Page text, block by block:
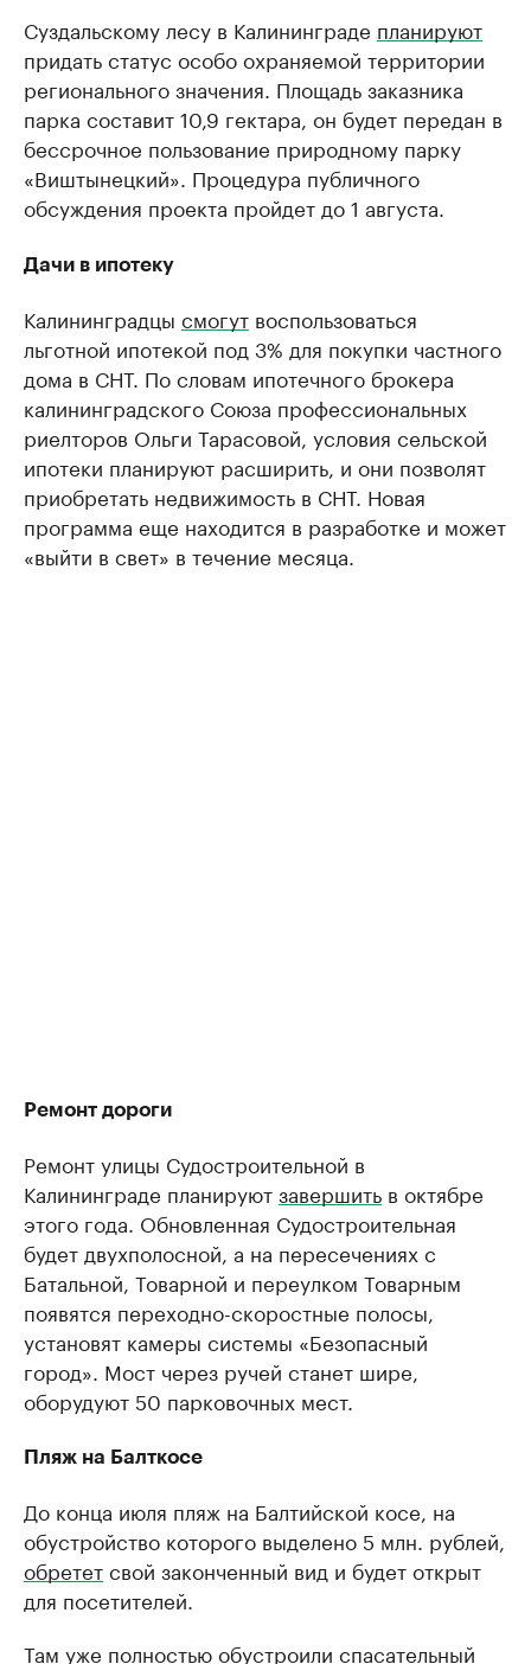
Суздальскому лесу в Калининграде планируют
придать статус особо охраняемой территории
регионального значения. Площадь заказника
парка составит 10,9 гектара, он будет передан в
бессрочное пользование природному парку
«Виштынецкий». Процедура публичного
обсуждения проекта пройдет до 1 августа.
Дачи в ипотеку
Калининградцы смогут воспользоваться
льготной ипотекой под 3% для покупки частного
дома в СНТ. По словам ипотечного брокера
калининградского Союза профессиональных
риелторов Ольги Тарасовой, условия сельской
ипотеки планируют расширить, и они позволят
приобретать недвижимость в СНТ. Новая
программа еще находится в разработке и может
«выйти в свет» в течение месяца.
Ремонт дороги
Ремонт улицы Судостроительной в
Калининграде планируютзавершить в октябре
этого года. Обновленная Судостроительная
будет двухполосной, а на пересечениях с
Батальной, Товарной и переулком Товарным
появятся переходно-скоростные полосы,
установят камеры системы «Безопасный
город». Мост через ручей станет шире,
оборудуют 50 парковочных мест.
Пляж на Балткосе
До конца июля пляж на Балтийской косе, на
обустройство которого выделено 5 млн. рублей,
обрететсвой законченный вид и будет открыт
для посетителей.
Там уже полностью обустроили спасательный